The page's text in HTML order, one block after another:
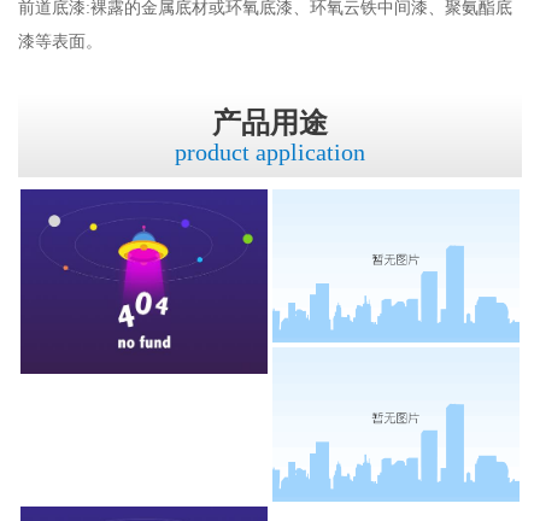
前道底漆:裸露的金属底材或环氧底漆、环氧云铁中间漆、聚氨酯底
漆等表面。
产品用途
product application